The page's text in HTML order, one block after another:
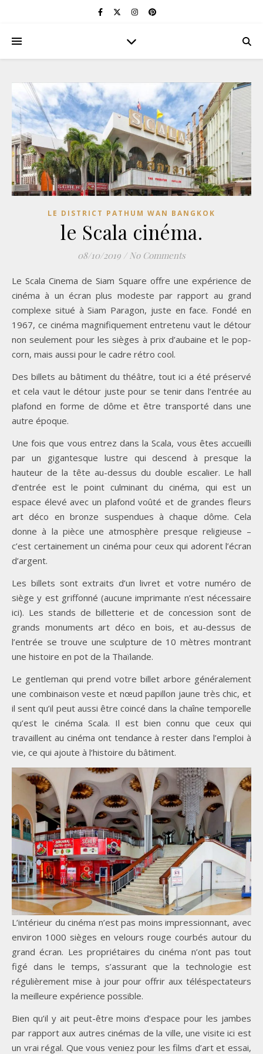
LE DISTRICT PATHUM WAN BANGKOK
le Scala cinéma.
08/10/2019 / No Comments
Le Scala Cinema de Siam Square offre une expérience de
cinéma à un écran plus modeste par rapport au grand
complexe situé à Siam Paragon, juste en face. Fondé en
1967, ce cinéma magnifiquement entretenu vaut le détour
non seulement pour les sièges à prix d’aubaine et le pop-
corn, mais aussi pour le cadre rétro cool.
Des billets au bâtiment du théâtre, tout ici a été préservé
et cela vaut le détour juste pour se tenir dans l’entrée au
plafond en forme de dôme et être transporté dans une
autre époque.
Une fois que vous entrez dans la Scala, vous êtes accueilli
par un gigantesque lustre qui descend à presque la
hauteur de la tête au-dessus du double escalier. Le hall
d’entrée est le point culminant du cinéma, qui est un
espace élevé avec un plafond voûté et de grandes fleurs
art déco en bronze suspendues à chaque dôme. Cela
donne à la pièce une atmosphère presque religieuse –
c’est certainement un cinéma pour ceux qui adorent l’écran
d’argent.
Les billets sont extraits d’un livret et votre numéro de
siège y est griffonné (aucune imprimante n’est nécessaire
ici). Les stands de billetterie et de concession sont de
grands monuments art déco en bois, et au-dessus de
l’entrée se trouve une sculpture de 10 mètres montrant
une histoire en pot de la Thaïlande.
Le gentleman qui prend votre billet arbore généralement
une combinaison veste et nœud papillon jaune très chic, et
il sent qu’il peut aussi être coincé dans la chaîne temporelle
qu’est le cinéma Scala. Il est bien connu que ceux qui
travaillent au cinéma ont tendance à rester dans l’emploi à
vie, ce qui ajoute à l’histoire du bâtiment.
L’intérieur du cinéma n’est pas moins impressionnant, avec
environ 1000 sièges en velours rouge courbés autour du
grand écran. Les propriétaires du cinéma n’ont pas tout
figé dans le temps, s’assurant que la technologie est
régulièrement mise à jour pour offrir aux téléspectateurs
la meilleure expérience possible.
Bien qu’il y ait peut-être moins d’espace pour les jambes
par rapport aux autres cinémas de la ville, une visite ici est
un vrai régal. Que vous veniez pour les films d’art et essai,